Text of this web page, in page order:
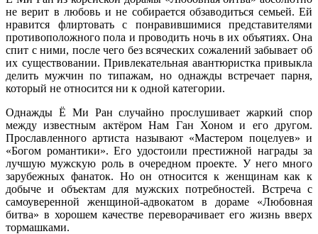
не верит в любовь и не собирается обзаводиться семьей. Ей
нравится флиртовать с понравившимися представителями
противоположного пола и проводить ночь в их объятиях. Она
спит с ними, после чего без всяческих сожалений забывает об
их существовании. Привлекательная авантюристка привыкла
делить мужчин по типажам, но однажды встречает парня,
который не относится ни к одной категории.
Однажды Ё Ми Ран случайно прослушивает жаркий спор
между известным актёром Нам Ган Хоном и его другом.
Прославленного артиста называют «Мастером поцелуев» и
«Богом романтики». Его удостоили престижной награды за
лучшую мужскую роль в очередном проекте. У него много
зарубежных фанаток. Но он относится к женщинам как к
добыче и объектам для мужских потребностей. Встреча с
самоуверенной женщиной-адвокатом в дораме «Любовная
битва» в хорошем качестве переворачивает его жизнь вверх
тормашками.